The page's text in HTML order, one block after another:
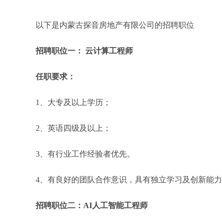
以下是内蒙古探音房地产有限公司的招聘职位
招聘职位一： 云计算工程师
任职要求：
1、大专及以上学历；
2、英语四级及以上；
3、有行业工作经验者优先。
4、有良好的团队合作意识，具有独立学习及创新能
招聘职位二：AI人工智能工程师